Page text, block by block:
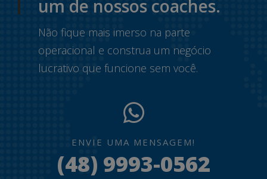
um de nossos coaches.
Não fique mais imerso na parte
operacional e construa um negócio
lucrativo que funcione sem você.
ENVIE UMA MENSAGEM!
(48) 9993-0562